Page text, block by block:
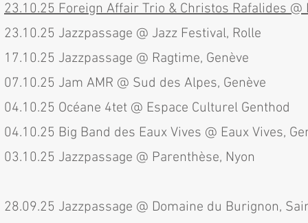
23.10.25 Foreign Affair Trio & Christos Rafalides @
23.10.25 Jazzpassage @ Jazz Festival, Rolle
17.10.25 Jazzpassage @ Ragtime, Genève
07.10.25 Jam AMR @ Sud des Alpes, Genève
04.10.25 Océane 4tet @ Espace Culturel Genthod
04.10.25 Big Band des Eaux Vives @ Eaux Vives,
03.10.25 Jazzpassage @ Parenthèse, Nyon
28.09.25 Jazzpassage @ Domaine du Burignon,